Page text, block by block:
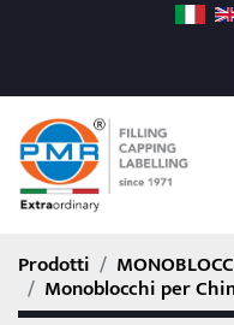
Prodotti
Monoblocchi per